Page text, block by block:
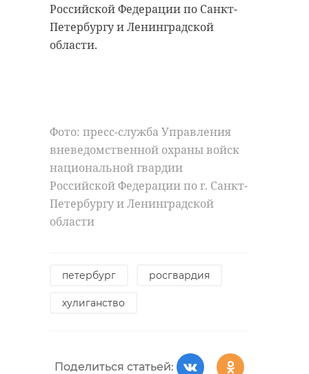
Российской Федерации по Санкт-
Петербургу и Ленинградской
области.
Фото: пресс-служба Управления
вневедомственной охраны войск
национальной гвардии
Российской Федерации по г. Санкт-
Петербургу и Ленинградской
области
петербург росгвардия
хулиганство
Поделиться статьей: